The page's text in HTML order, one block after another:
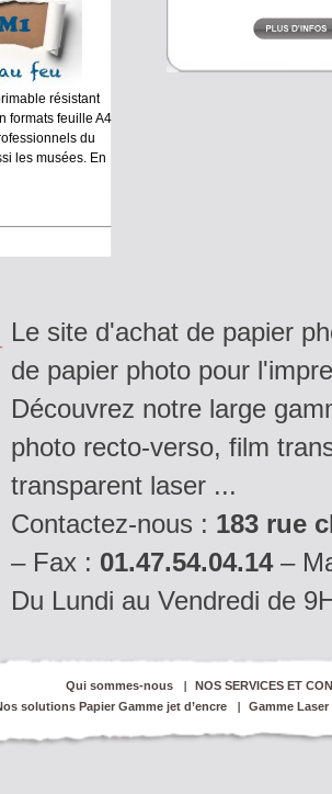
résistant
formats feuille A4
du
les musées. En
Le site d'achat de papier
de papier photo pour
Découvrez notre large
photo recto-verso, film
transparent laser ...
Contactez-nous : 183 rue
– Fax : 01.47.54.04.14–
Du Lundi au Vendredi de
Qui sommes-nous
NOS SERVICES ET
solutions Papier Gamme jet d’encre
Gamme Laser